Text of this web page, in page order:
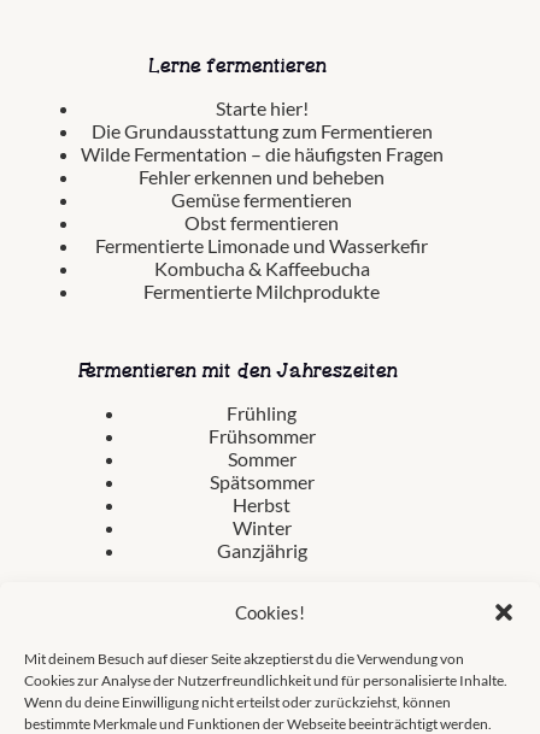
Cookies!
Mit deinem Besuch auf dieser Seite akzeptierst du die Verwendung von
Cookies zur Analyse der Nutzerfreundlichkeit und für personalisierte Inhalte.
Wenn du deine Einwilligung nicht erteilst oder zurückziehst, können
bestimmte Merkmale und Funktionen der Webseite beeinträchtigt werden.
Lerne fermentieren
Starte hier!
Die Grundausstattung zum Fermentieren
Wilde Fermentation – die häufigsten Fragen
Fehler erkennen und beheben
Gemüse fermentieren
Obst fermentieren
Fermentierte Limonade und Wasserkefir
Kombucha & Kaffeebucha
Fermentierte Milchprodukte
Fermentieren mit den Jahreszeiten
Frühling
Frühsommer
Sommer
Spätsommer
Herbst
Winter
Ganzjährig
[widerrufsbutton url="fermentation.love/widerruf"]